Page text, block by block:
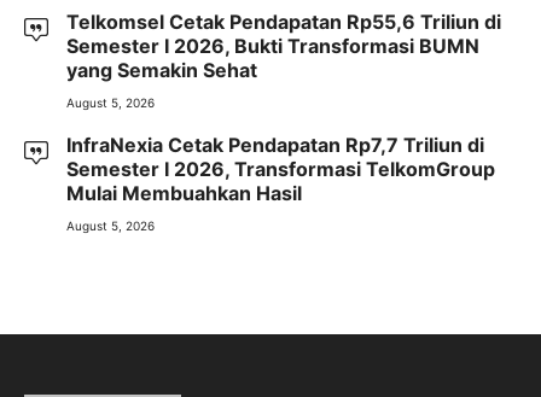
Telkomsel Cetak Pendapatan Rp55,6 Triliun di
Semester I 2026, Bukti Transformasi BUMN
yang Semakin Sehat
August 5, 2026
InfraNexia Cetak Pendapatan Rp7,7 Triliun di
Semester I 2026, Transformasi TelkomGroup
Mulai Membuahkan Hasil
August 5, 2026